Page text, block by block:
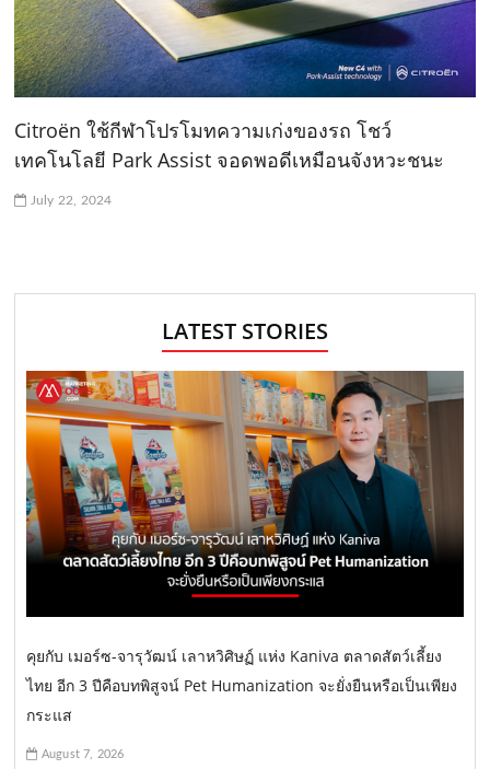
Citroën ใช้กีฬาโปรโมทความเก่งของรถ โชว์
เทคโนโลยี Park Assist จอดพอดีเหมือนจังหวะชนะ
July 22, 2024
LATEST STORIES
คุยกับ เมอร์ซ-จารุวัฒน์ เลาหวิศิษฏ์ แห่ง Kaniva ตลาดสัตว์เลี้ยง
ไทย อีก 3 ปีคือบทพิสูจน์ Pet Humanization จะยั่งยืนหรือเป็นเพียง
กระแส
August 7, 2026